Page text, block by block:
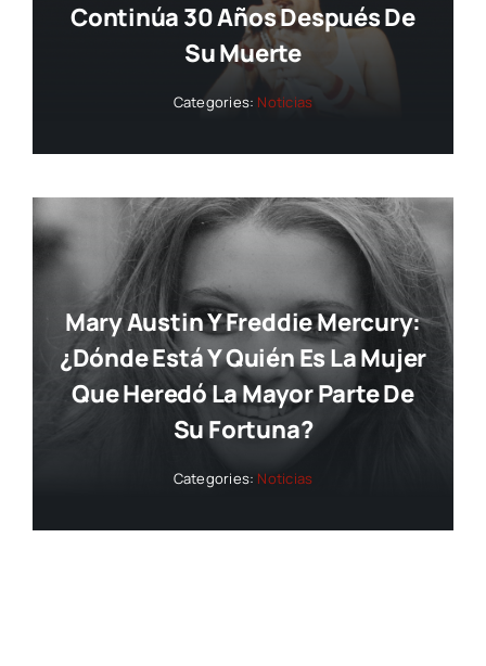
Continúa 30 Años Después De
Su Muerte
Categories: Noticias
Mary Austin Y Freddie Mercury:
¿dónde Está Y Quién Es La Mujer
Que Heredó La Mayor Parte De
Su Fortuna?
Categories: Noticias